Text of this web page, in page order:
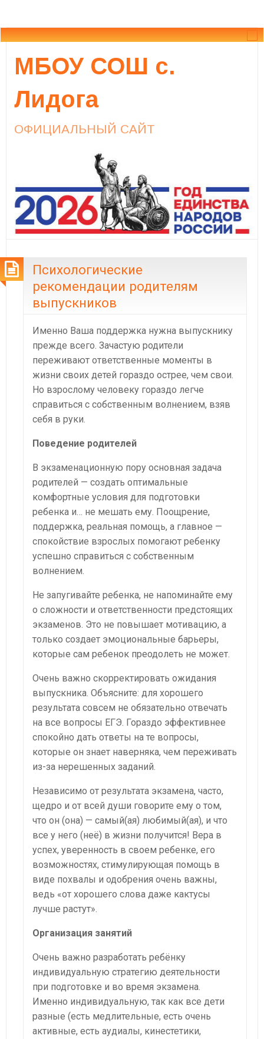
МБОУ СОШ с.
Лидога
ОФИЦИАЛЬНЫЙ САЙТ
Психологические
рекомендации родителям
выпускников
Именно Ваша поддержка нужна выпускнику
прежде всего. Зачастую родители
переживают ответственные моменты в
жизни своих детей гораздо острее, чем свои.
Но взрослому человеку гораздо легче
справиться с собственным волнением, взяв
себя в руки.
Поведение родителей
В экзаменационную пору основная задача
родителей — создать оптимальные
комфортные условия для подготовки
ребенка и… не мешать ему. Поощрение,
поддержка, реальная помощь, а главное —
спокойствие взрослых помогают ребенку
успешно справиться с собственным
волнением.
Не запугивайте ребенка, не напоминайте ему
о сложности и ответственности предстоящих
экзаменов. Это не повышает мотивацию, а
только создает эмоциональные барьеры,
которые сам ребенок преодолеть не может.
Очень важно скорректировать ожидания
выпускника. Объясните: для хорошего
результата совсем не обязательно отвечать
на все вопросы ЕГЭ. Гораздо эффективнее
спокойно дать ответы на те вопросы,
которые он знает наверняка, чем переживать
из-за нерешенных заданий.
Независимо от результата экзамена, часто,
щедро и от всей души говорите ему о том,
что он (она) — самый(ая) любимый(ая), и что
все у него (неё) в жизни получится! Вера в
успех, уверенность в своем ребенке, его
возможностях, стимулирующая помощь в
виде похвалы и одобрения очень важны,
ведь «от хорошего слова даже кактусы
лучше растут».
Организация занятий
Очень важно разработать ребёнку
индивидуальную стратегию деятельности
при подготовке и во время экзамена.
Именно индивидуальную, так как все дети
разные (есть медлительные, есть очень
активные, есть аудиалы, кинестетики,